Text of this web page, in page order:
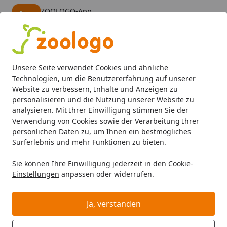
Unsere Seite verwendet Cookies und ähnliche
Technologien, um die Benutzererfahrung auf unserer
Website zu verbessern, Inhalte und Anzeigen zu
personalisieren und die Nutzung unserer Website zu
analysieren. Mit Ihrer Einwilligung stimmen Sie der
Verwendung von Cookies sowie der Verarbeitung Ihrer
persönlichen Daten zu, um Ihnen ein bestmögliches
Surferlebnis und mehr Funktionen zu bieten.
Sie können Ihre Einwilligung jederzeit in den Cookie-
Einstellungen anpassen oder widerrufen.
Ja, verstanden
ZOOLOGO-App
Alle Produkte
Mein Konto
Suchen
Startseite
Hund Hundefutter BARF & Frostfutter Pansen &
Die Futtermacher Pansen grün
Spezialfutter / Frostfutter für
(6 Bewertungen)